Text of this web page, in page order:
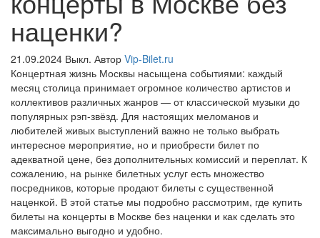
наценки?
21.09.2024 Выкл. Автор Vip-Bilet.ru
Концертная жизнь Москвы насыщена событиями: каждый
месяц столица принимает огромное количество артистов и
коллективов различных жанров — от классической музыки до
популярных рэп-звёзд. Для настоящих меломанов и
любителей живых выступлений важно не только выбрать
интересное мероприятие, но и приобрести билет по
адекватной цене, без дополнительных комиссий и переплат. К
сожалению, на рынке билетных услуг есть множество
посредников, которые продают билеты с существенной
наценкой. В этой статье мы подробно рассмотрим, где купить
билеты на концерты в Москве без наценки и как сделать это
максимально выгодно и удобно.